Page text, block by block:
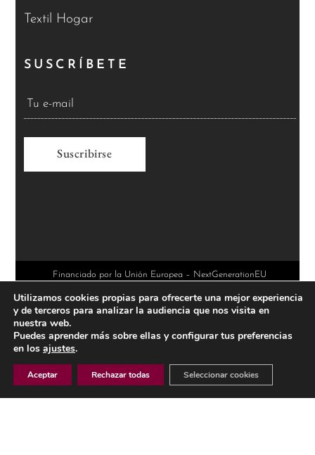
Textil Hogar
SUSCRÍBETE
n
a
t
Financiado por la Unión Europea – NextGenerationEU
Utilizamos cookies propias para ofrecerte una mejor experiencia
y de terceros para analizar la audiencia que nos visita en
nuestra web.
Puedes aprender más sobre ellas y configurar tus preferencias
en los ajustes.
Aceptar Rechazar todas Seleccionar cookies